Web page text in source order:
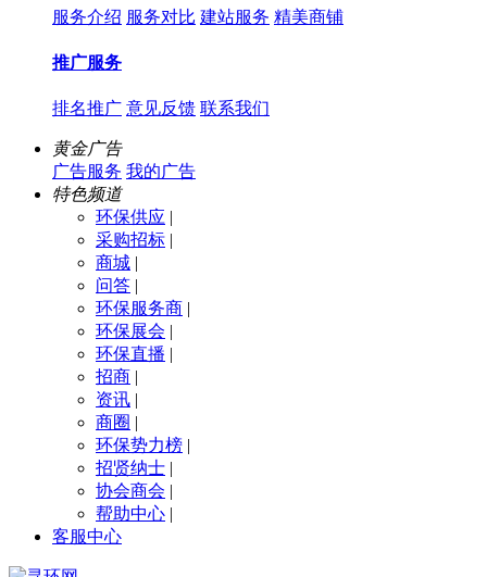
服务介绍 服务对比 建站服务 精美商铺
推广服务
排名推广 意见反馈 联系我们
黄金广告
广告服务 我的广告
特色频道
环保供应 |
采购招标 |
商城 |
问答 |
环保服务商 |
环保展会 |
环保直播 |
招商 |
资讯 |
商圈 |
环保势力榜 |
招贤纳士 |
协会商会 |
帮助中心 |
客服中心